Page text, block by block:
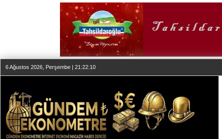
6 Ağustos 2026, Perşembe | 21:22:10